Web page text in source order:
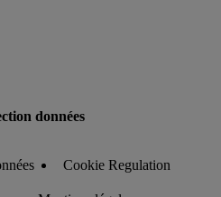
données
Cookie Regulation